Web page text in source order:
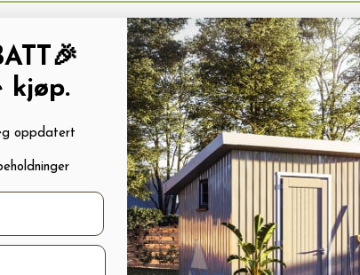
ALLE TILBUDSVARER BRUKTE VARER
Purple Top White Globe
kjøp.
oppdatert